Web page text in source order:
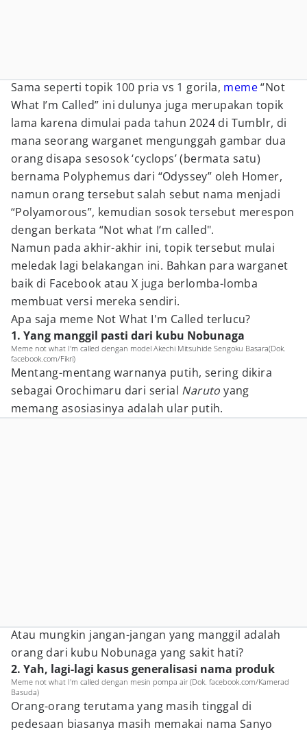
Sama seperti topik 100 pria vs 1 gorila, meme“Not
What I’m Called” ini dulunya juga merupakan topik
lama karena dimulai pada tahun 2024 di Tumblr, di
mana seorang warganet mengunggah gambar dua
orang disapa sesosok ‘cyclops’ (bermata satu)
bernama Polyphemus dari “Odyssey” oleh Homer,
namun orang tersebut salah sebut nama menjadi
“Polyamorous”, kemudian sosok tersebut merespon
dengan berkata “Not what I’m called".
Namun pada akhir-akhir ini, topik tersebut mulai
meledak lagi belakangan ini. Bahkan para warganet
baik di Facebook atau X juga berlomba-lomba
membuat versi mereka sendiri.
Apa saja meme Not What I'm Called terlucu?
1. Yang manggil pasti dari kubu Nobunaga
Meme not what I'm called dengan model Akechi Mitsuhide Sengoku Basara(Dok.
facebook.com/Fikri)
Mentang-mentang warnanya putih, sering dikira
sebagai Orochimaru dari serial Narutoyang
memang asosiasinya adalah ular putih.
Atau mungkin jangan-jangan yang manggil adalah
orang dari kubu Nobunaga yang sakit hati?
2. Yah, lagi-lagi kasus generalisasi nama produk
Meme not what I'm called dengan mesin pompa air (Dok. facebook.com/Kamerad
Basuda)
Orang-orang terutama yang masih tinggal di
pedesaan biasanya masih memakai nama Sanyo